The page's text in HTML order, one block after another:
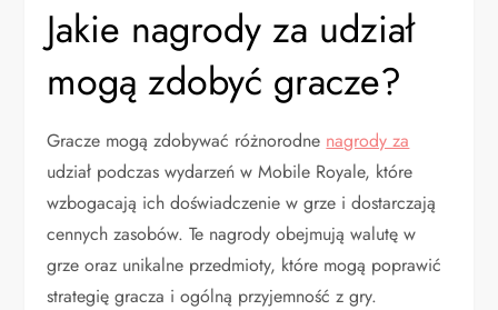
Jakie nagrody za udział
mogą zdobyć gracze?
Gracze mogą zdobywać różnorodne nagrody za
udział podczas wydarzeń w Mobile Royale, które
wzbogacają ich doświadczenie w grze i dostarczają
cennych zasobów. Te nagrody obejmują walutę w
grze oraz unikalne przedmioty, które mogą poprawić
strategię gracza i ogólną przyjemność z gry.